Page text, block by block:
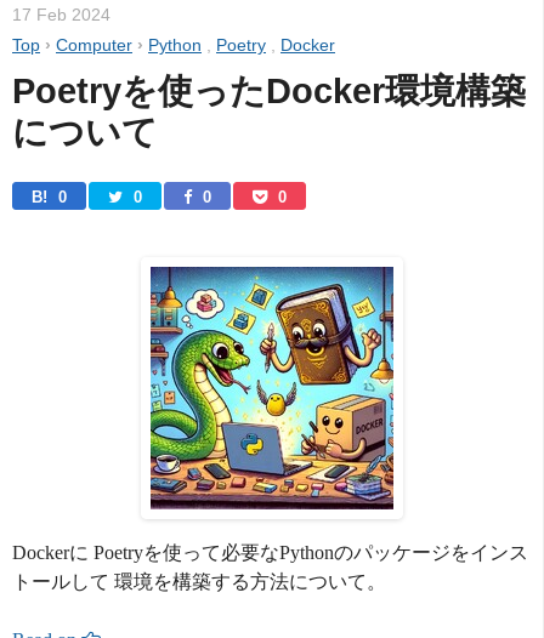
17 Feb 2024
Top › Computer › Python , Poetry , Docker
Poetryを使ったDocker環境構築
について
B! 0 0 0 0
Dockerに Poetryを使って必要なPythonのパッケージをインス
トールして 環境を構築する方法について。